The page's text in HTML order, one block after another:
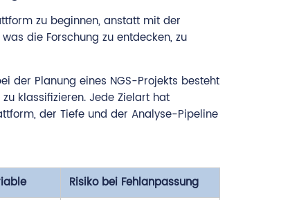
zu beginnen, anstatt mit der
die Forschung zu entdecken, zu
der Planung eines NGS-Projekts besteht
klassifizieren. Jede Zielart hat
der Tiefe und der Analyse-Pipeline
Risiko bei Fehlanpassung